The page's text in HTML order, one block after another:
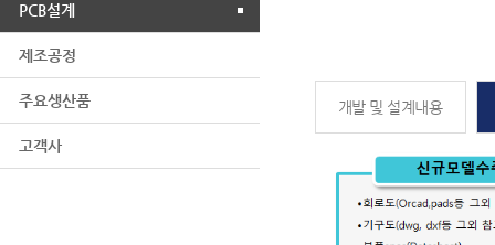
PCB설계
제조공정
주요생산품
고객사
개발 및 설계내용